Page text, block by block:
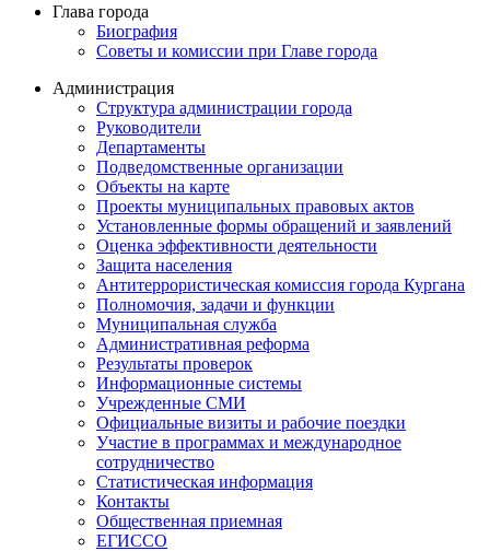
Глава города
Биография
Советы и комиссии при Главе города
Администрация
Структура администрации города
Руководители
Департаменты
Подведомственные организации
Объекты на карте
Проекты муниципальных правовых актов
Установленные формы обращений и заявлений
Оценка эффективности деятельности
Защита населения
Антитеррористическая комиссия города Кургана
Полномочия, задачи и функции
Муниципальная служба
Административная реформа
Результаты проверок
Информационные системы
Учрежденные СМИ
Официальные визиты и рабочие поездки
Участие в программах и международное
сотрудничество
Статистическая информация
Контакты
Общественная приемная
ЕГИССО